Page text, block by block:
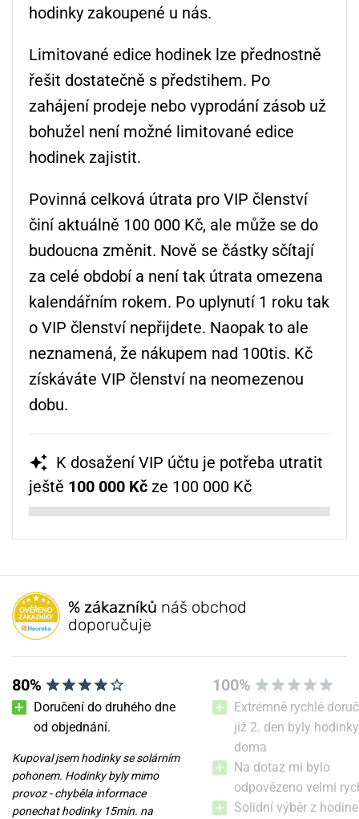
hodinky zakoupené u nás.
Limitované edice hodinek lze přednostně
řešit dostatečně s předstihem. Po
zahájení prodeje nebo vyprodání zásob už
bohužel není možné limitované edice
hodinek zajistit.
Povinná celková útrata pro VIP členství
činí aktuálně 100 000 Kč, ale může se do
budoucna změnit. Nově se částky sčítají
za celé období a není tak útrata omezena
kalendářním rokem. Po uplynutí 1 roku tak
o VIP členství nepřijdete. Naopak to ale
neznamená, že nákupem nad 100tis. Kč
získáváte VIP členství na neomezenou
dobu.
K dosažení VIP účtu je potřeba utratit
ještě 100 000 Kč ze 100 000 Kč
% zákazníků náš obchod
doporučuje
80%
Doručení do druhého dne
od objednání.
Kupoval jsem hodinky se solárním
pohonem. Hodinky byly mimo
provoz - chyběla informace
ponechat hodinky 15min. na
100%
Extrémně rychlé
již 2. den byly hodinky
doma
Na dotaz mi bylo
odpovězeno velmi
Solidní výběr z